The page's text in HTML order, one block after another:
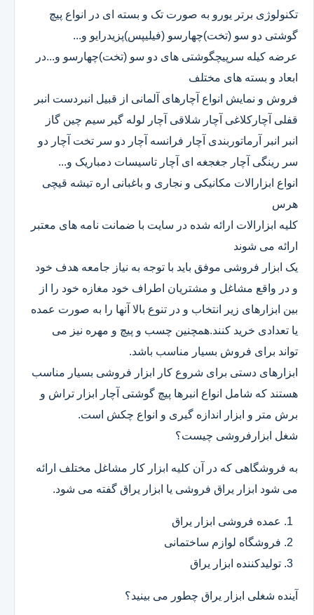
تکنولوژی برتر یورو به صورت تک و بسته ای در انواع پیچ
گوشتی دو سو (تخت)چهارسو (فیلیپس)پزیدرایو و...
عرضه کیله سرپیچگوشتی های دو سو (تخت)چهارسو و...در
ابعاد و بسته های مختلف
فروش و نمایش انواع آچارهای آلمانی از قبیل انبردست انبر
قفلی آچارکلاغی آچار شلاقی آچار لوله گیر سیم چین گاز
انبر انبر آرماتوربندی آچار فرانسه آچار دو سر تخت آچار دو
سر رینگی آچار جغجغه ای آچار تاسیسات دمباریک و...
انواع ابزارالات مکانیکی و نجاری و باغبانی اره تیشه قیچی
هرس
کلیه ابزارالات ارائه شده در سایت با ضمانت نامه های معتبر
ارائه می شوند
یک ابزار فروشی موفق باید با توجه به نیاز جامعه هدف خود
و در واقع مشاغل و مشتریان اطراف خود مغازه خود را از
بین ابزارهای زیر انتخاب و در تنوع بالا آنها را به صورت عمده
یا تعدادی خرید کنند.همچنین چسب و پیچ و مهره نیز می
تواند برای فروش بسیار مناسب باشد.
ابزارهای دستی برای شروع کار ابزار فروشی بسیار مناسب
هستند که شامل انواع انبرها پیچ گوشتی آچار ابزار تراش و
برش متر و ابزار اندازه گیری و انواع چکش است.
شغل ابزارفروشی چیست؟
به فروشگاهی که در آن کلیه ابزار کار مشاغل مختلف ارائه
می شود ابزار یراق فروشی یا ابزار یراق گفته می شود.
عمده فروشی ابزار یراق
فروشگاه لوازم ساختمانی
تولیدکننده ابزار یراق
آینده شغلی ابزار یراق چطور می بینید؟